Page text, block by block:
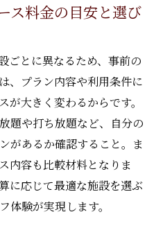
ス料金の目安と選び
ごとに異なるため、事前の
、プラン内容や利用条件に
が大きく変わるからです。
題や打ち放題など、自分の
があるか確認すること。ま
内容も比較材料となりま
に応じて最適な施設を選ぶ
体験が実現します。